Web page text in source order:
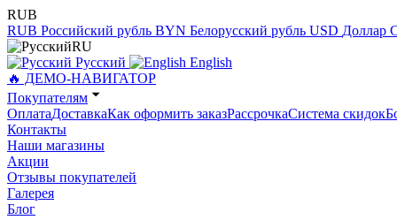
RUB
RUB Российский рубль BYN Белорусский рубль USD
RU
Русский
English
🔥 ДЕМО-НАВИГАТОР
Покупателям
ОплатаДоставкаКак оформить заказРассрочкаСистема скидок
Контакты
Наши магазины
Акции
Отзывы покупателей
Галерея
Блог